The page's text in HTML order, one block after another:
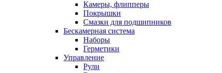
Камеры, флипперы
Покрышки
Смазки для подшипников
Бескамерная система
Наборы
Герметики
Управление
Рули